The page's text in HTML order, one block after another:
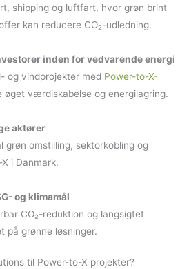
shipping og luftfart, hvor grøn brint
kan reducere CO₂-udledning.
inden for vedvarende energi
og vindprojekter med Power-to-X-
øget værdiskabelse og energilagring.
aktører
grøn omstilling, sektorkobling og
i Danmark.
og klimamål
CO₂-reduktion og langsigtet
på grønne løsninger.
til Power-to-X projekter?